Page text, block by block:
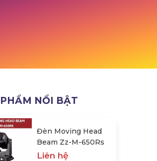
NỔI BẬT
Đèn Moving Head
Beam Zz-M-650Rs
Liên hệ